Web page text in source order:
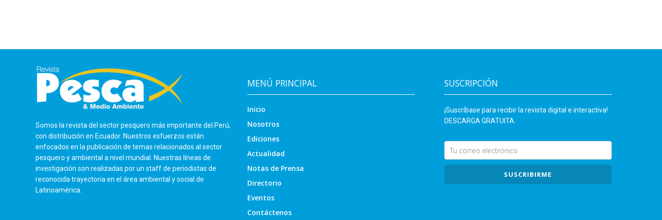
Somos la revista del sector pesquero más importante del Perú,
con distribución en Ecuador. Nuestros esfuerzos están
enfocados en la publicación de temas relacionados al sector
pesquero y ambiental a nivel mundial. Nuestras líneas de
investigación son realizadas por un staff de periodistas de
reconocida trayectoria en el área ambiental y social de
Latinoamérica.
MENÚ PRINCIPAL
Inicio
Nosotros
Ediciones
Actualidad
Notas de Prensa
Directorio
Eventos
Contáctenos
SUSCRIPCIÓN
¡Suscríbase para recibir la revista digital e interactiva!
DESCARGA GRATUITA.
SUSCRIBIRME